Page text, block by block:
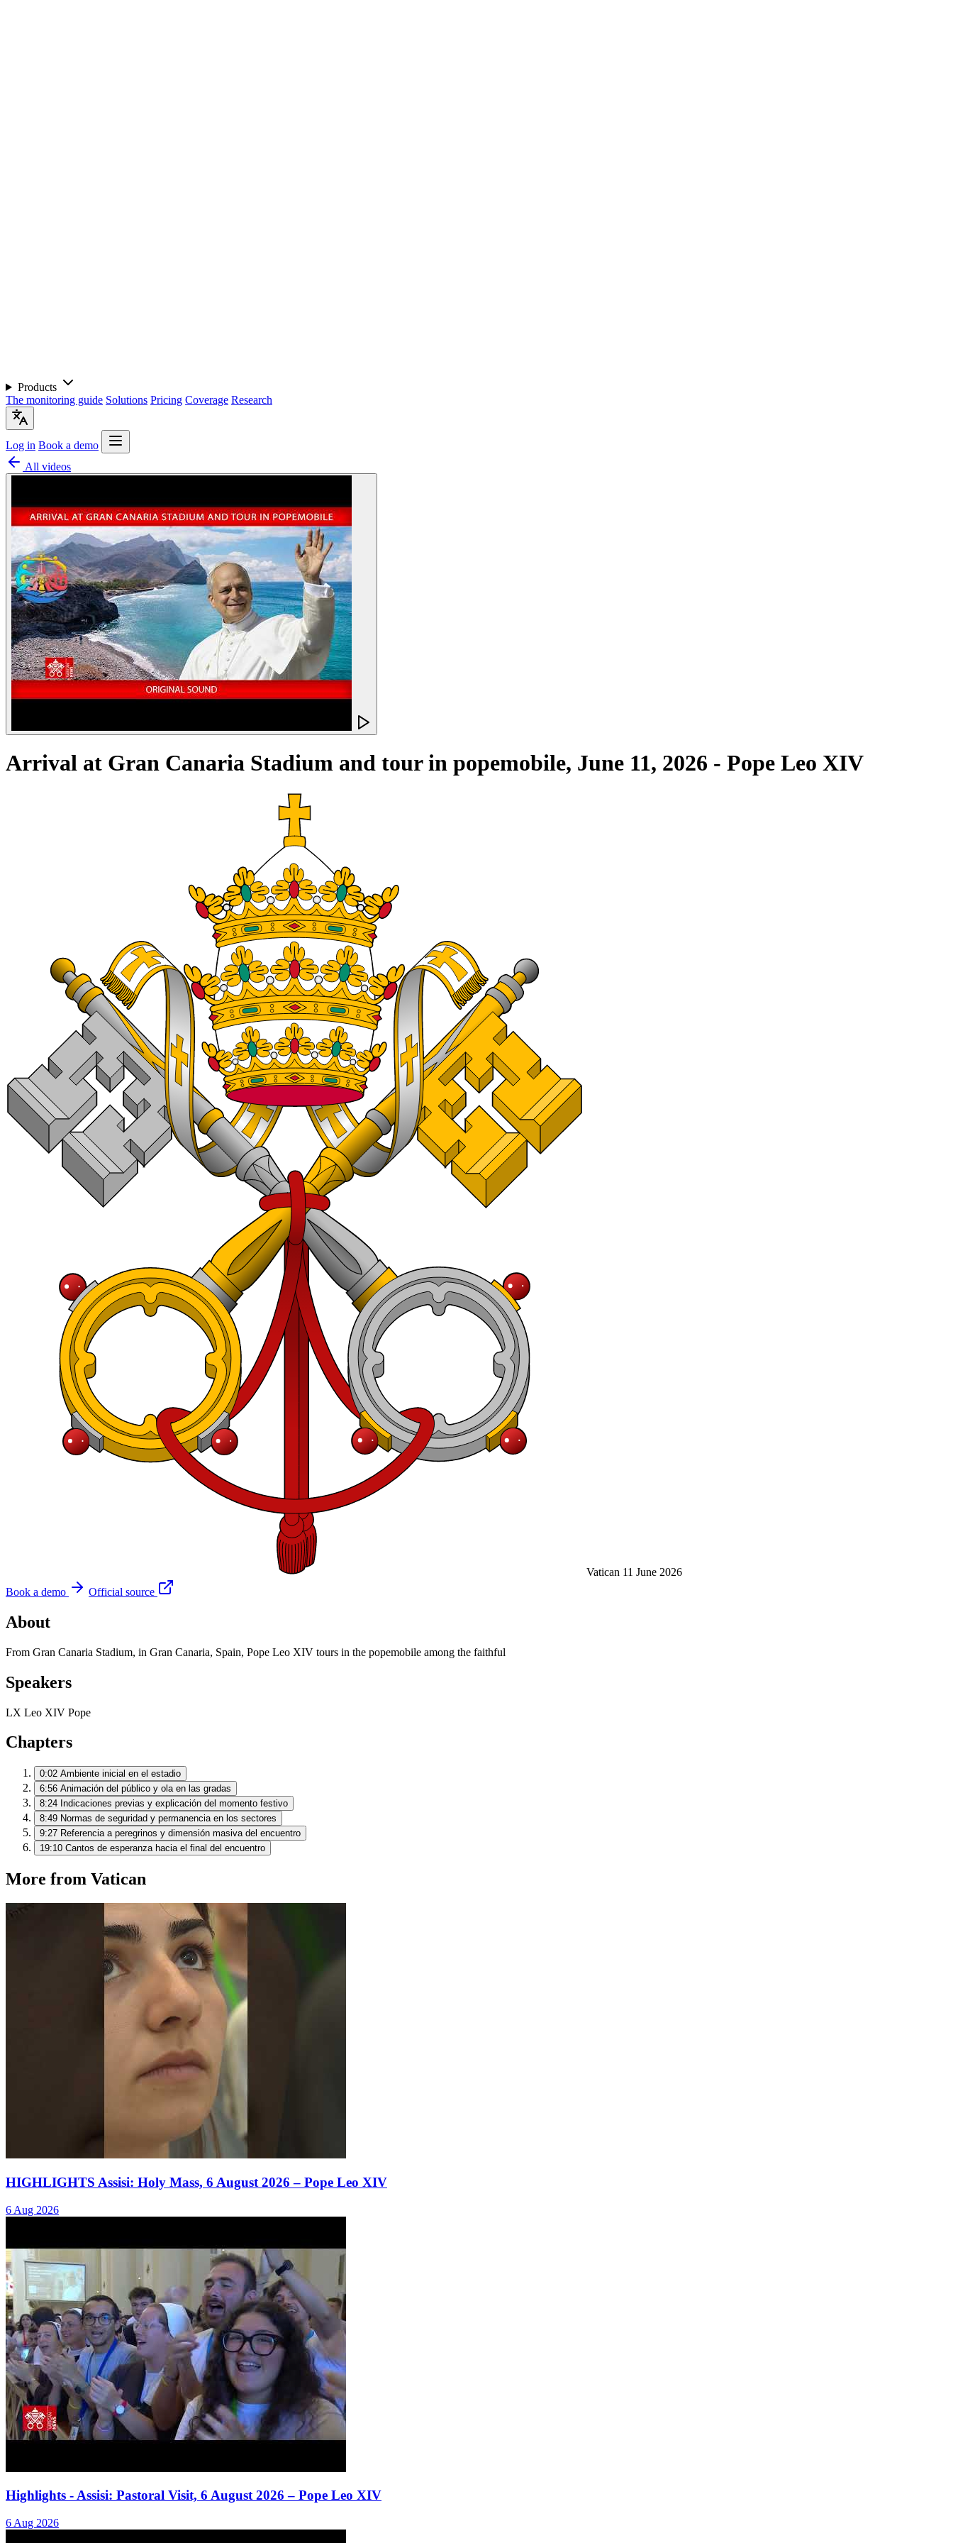
Products
The monitoring guide Solutions Pricing Coverage Research
Log in Book a demo
All videos
Arrival at Gran Canaria Stadium and tour in popemobile, June 11, 2026 - Pope Leo XIV
Vatican 11 June 2026
Book a demo
Official source
About
From Gran Canaria Stadium, in Gran Canaria, Spain, Pope Leo XIV tours in the popemobile among the faithful
Speakers
LX Leo XIV Pope
Chapters
0:02 Ambiente inicial en el estadio
6:56 Animación del público y ola en las gradas
8:24 Indicaciones previas y explicación del momento festivo
8:49 Normas de seguridad y permanencia en los sectores
9:27 Referencia a peregrinos y dimensión masiva del encuentro
19:10 Cantos de esperanza hacia el final del encuentro
More from Vatican
HIGHLIGHTS Assisi: Holy Mass, 6 August 2026 – Pope Leo XIV
6 Aug 2026
Highlights - Assisi: Pastoral Visit, 6 August 2026 – Pope Leo XIV
6 Aug 2026